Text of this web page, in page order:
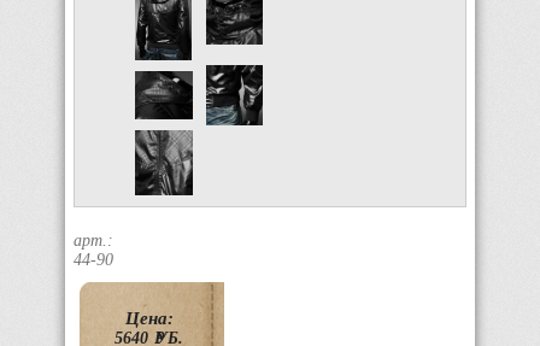
арт.:
44-90
Цена:
5640 P
УБ.